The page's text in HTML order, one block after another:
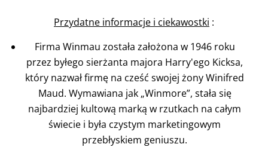
Przydatne informacje i ciekawostki :
Firma Winmau została założona w 1946 roku
przez byłego sierżanta majora Harry'ego Kicksa,
który nazwał firmę na cześć swojej żony Winifred
Maud. Wymawiana jak „Winmore”, stała się
najbardziej kultową marką w rzutkach na całym
świecie i była czystym marketingowym
przebłyskiem geniuszu.